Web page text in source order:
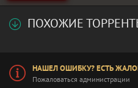
ПОХОЖИЕ
НАШЕЛ ОШИБКУ? ЕСТЬ
Пожаловаться администрации